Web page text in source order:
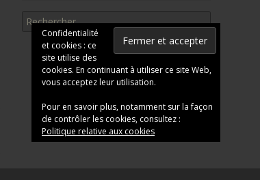
Confidentialité
et cookies : ce
site utilise des
cookies. En continuant à utiliser ce site Web,
vous acceptez leur utilisation.
Pour en savoir plus, notamment sur la façon
de contrôler les cookies, consultez :
Politique relative aux cookies